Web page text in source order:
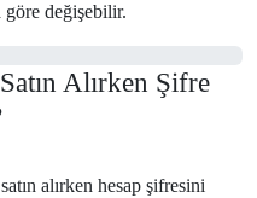
göre değişebilir.
Alırken Şifre
alırken hesap şifresini